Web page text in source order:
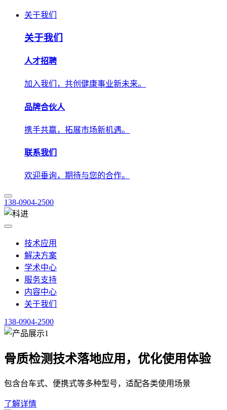
关于我们
关于我们
人才招聘
加入我们，共创健康事业新未来。
品牌合伙人
携手共赢，拓展市场新机遇。
联系我们
欢迎垂询，期待与您的合作。
138-0904-2500
技术应用
解决方案
学术中心
服务支持
内容中心
关于我们
138-0904-2500
骨质检测技术落地应用，优化使用体验
包含台车式、便携式等多种型号，适配各类使用场景
了解详情